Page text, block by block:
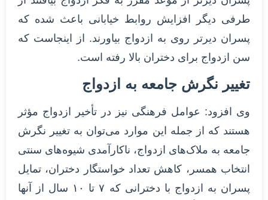
طرفی دیگر افزایش روابط خیابانی باعث شده که
پسران دیرتر روی به ازدواج بیاورند. از اینجاست که
سن ازدواج برای دختران بالا رفته است.
تغییر نگرش جامعه به ازدواج
وی افزود: عوامل فرهنگی نیز در تأخیر ازدواج مؤثر
هستند که از جمله این موارد می‌توان به تغییر نگرش
جامعه به ملاک‌های ازدواج، ناکارآمدی شیوه‌های سنتی
انتخاب همسر، کاهش تعداد خواستگار دختران، تمایل
پسران به ازدواج با دخترانی که ۷ تا ۱۰ سال از آنها